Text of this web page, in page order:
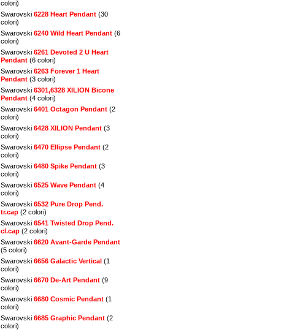
colori)
Swarovski 6228 Heart Pendant (30
colori)
Swarovski 6240 Wild Heart Pendant (6
colori)
Swarovski 6261 Devoted 2 U Heart
Pendant (6 colori)
Swarovski 6263 Forever 1 Heart
Pendant (3 colori)
Swarovski 6301,6328 XILION Bicone
Pendant (4 colori)
Swarovski 6401 Octagon Pendant (2
colori)
Swarovski 6428 XILION Pendant (3
colori)
Swarovski 6470 Ellipse Pendant (2
colori)
Swarovski 6480 Spike Pendant (3
colori)
Swarovski 6525 Wave Pendant (4
colori)
Swarovski 6532 Pure Drop Pend.
tr.cap (2 colori)
Swarovski 6541 Twisted Drop Pend.
cl.cap (2 colori)
Swarovski 6620 Avant-Garde Pendant
(5 colori)
Swarovski 6656 Galactic Vertical (1
colori)
Swarovski 6670 De-Art Pendant (9
colori)
Swarovski 6680 Cosmic Pendant (1
colori)
Swarovski 6685 Graphic Pendant (2
colori)